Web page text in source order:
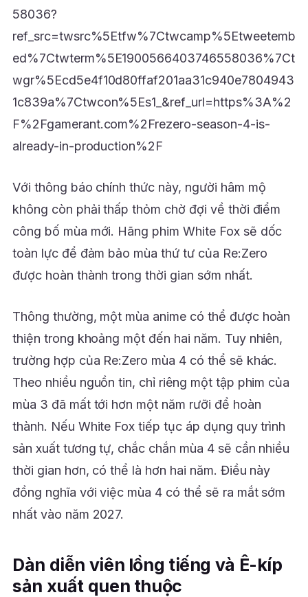
58036?
ref_src=twsrc%5Etfw%7Ctwcamp%5Etweetemb
ed%7Ctwterm%5E1900566403746558036%7Ct
wgr%5Ecd5e4f10d80ffaf201aa31c940e7804943
1c839a%7Ctwcon%5Es1_&ref_url=https%3A%2
F%2Fgamerant.com%2Frezero-season-4-is-
already-in-production%2F
Với thông báo chính thức này, người hâm mộ
không còn phải thấp thỏm chờ đợi về thời điểm
công bố mùa mới. Hãng phim White Fox sẽ dốc
toàn lực để đảm bảo mùa thứ tư của Re:Zero
được hoàn thành trong thời gian sớm nhất.
Thông thường, một mùa anime có thể được hoàn
thiện trong khoảng một đến hai năm. Tuy nhiên,
trường hợp của Re:Zero mùa 4 có thể sẽ khác.
Theo nhiều nguồn tin, chỉ riêng một tập phim của
mùa 3 đã mất tới hơn một năm rưỡi để hoàn
thành. Nếu White Fox tiếp tục áp dụng quy trình
sản xuất tương tự, chắc chắn mùa 4 sẽ cần nhiều
thời gian hơn, có thể là hơn hai năm. Điều này
đồng nghĩa với việc mùa 4 có thể sẽ ra mắt sớm
nhất vào năm 2027.
Dàn diễn viên lồng tiếng và Ê-kíp
sản xuất quen thuộc